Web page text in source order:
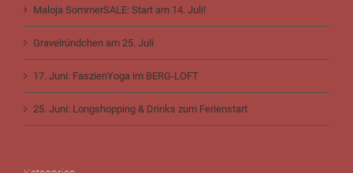
Maloja SommerSALE: Start am 14. Juli!
Gravelründchen am 25. Juli
17. Juni: FaszienYoga im BERG-LOFT
25. Juni: Longshopping & Drinks zum Ferienstart